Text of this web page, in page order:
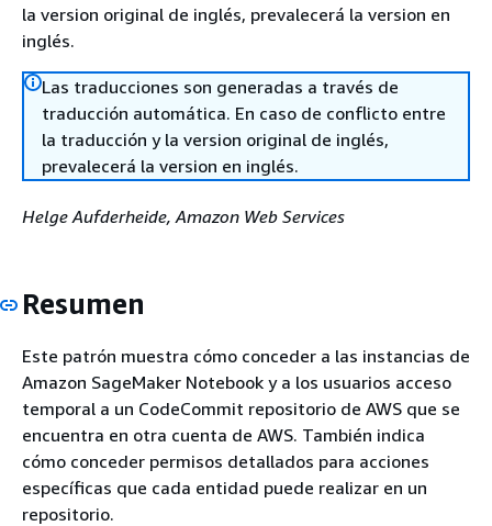
la version original de inglés, prevalecerá la version en
inglés.
Las traducciones son generadas a través de
traducción automática. En caso de conflicto entre
la traducción y la version original de inglés,
prevalecerá la version en inglés.
Helge Aufderheide, Amazon Web Services
Resumen
Este patrón muestra cómo conceder a las instancias de
Amazon SageMaker Notebook y a los usuarios acceso
temporal a un CodeCommit repositorio de AWS que se
encuentra en otra cuenta de AWS. También indica
cómo conceder permisos detallados para acciones
específicas que cada entidad puede realizar en un
repositorio.